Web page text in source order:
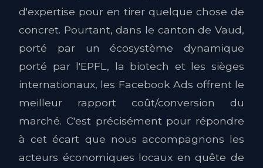
d'expertise pour en tirer quelque chose de
concret. Pourtant, dans le canton de Vaud,
porté par un écosystème dynamique
porté par l'EPFL, la biotech et les sièges
internationaux, les Facebook Ads offrent le
meilleur rapport coût/conversion du
marché. C'est précisément pour répondre
à cet écart que nous accompagnons les
acteurs économiques locaux en quête de